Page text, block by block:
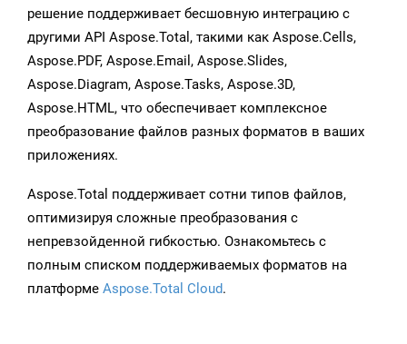
решение поддерживает бесшовную интеграцию с
другими API Aspose.Total, такими как Aspose.Cells,
Aspose.PDF, Aspose.Email, Aspose.Slides,
Aspose.Diagram, Aspose.Tasks, Aspose.3D,
Aspose.HTML, что обеспечивает комплексное
преобразование файлов разных форматов в ваших
приложениях.
Aspose.Total поддерживает сотни типов файлов,
оптимизируя сложные преобразования с
непревзойденной гибкостью. Ознакомьтесь с
полным списком поддерживаемых форматов на
платформе Aspose.Total Cloud.